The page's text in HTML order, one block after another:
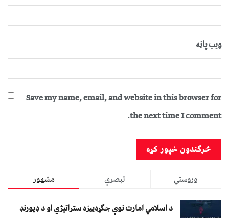
ویب پاڼه
Save my name, email, and website in this browser for
the next time I comment.
مشهور تبصرې
وروستي
د اسلامي امارت نوې جګړه‌ییزه ستراتېژي او د ډیورنډ